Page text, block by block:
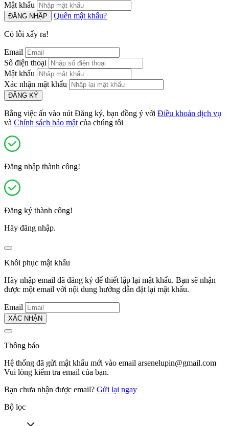
Mật khẩu
ĐĂNG NHẬP Quên mật khẩu?
Có lỗi xẩy ra!
Email
Số điện thoại
Mật khẩu
Xác nhận mật khẩu
ĐĂNG KÝ
Bằng việc ấn vào nút Đăng ký, bạn đồng ý với Điều khoản dịch vụ
và Chính sách bảo mậtcủa chúng tôi
Đăng nhập thành công!
Đăng ký thành công!
Hãy đăng nhập.
Khôi phục mật khẩu
Hãy nhập email đã đăng ký để thiết lập lại mật khẩu. Bạn sẽ nhận
được một email với nội dung hướng dẫn đặt lại mật khẩu.
Email
XÁC NHẬN
Thông báo
Hệ thống đã gửi mật khẩu mới vào email arsenelupin@gmail.com
Vui lòng kiểm tra email của bạn.
Bạn chưa nhận được email? Gửi lại ngay
Bộ lọc